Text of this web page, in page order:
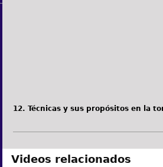
12. Técnicas y sus propósitos en la
Videos relacionados